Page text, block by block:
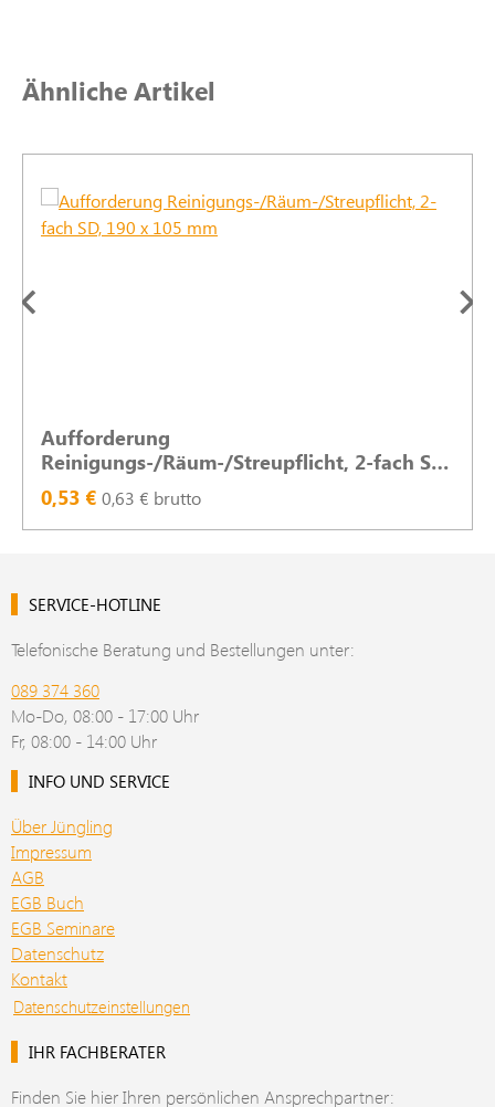
Produktgalerie überspringen
Ähnliche Artikel
Aufforderung
Reinigungs-/Räum-/Streupflicht, 2-fach SD,
190 x 105 mm
0,53 € 0,63 € brutto
SERVICE-HOTLINE
Telefonische Beratung und Bestellungen unter:
089 374 360
Mo-Do, 08:00 - 17:00 Uhr
Fr, 08:00 - 14:00 Uhr
INFO UND SERVICE
Über Jüngling
Impressum
AGB
EGB Buch
EGB Seminare
Datenschutz
Kontakt
Datenschutzeinstellungen
IHR FACHBERATER
Finden Sie hier Ihren persönlichen Ansprechpartner: